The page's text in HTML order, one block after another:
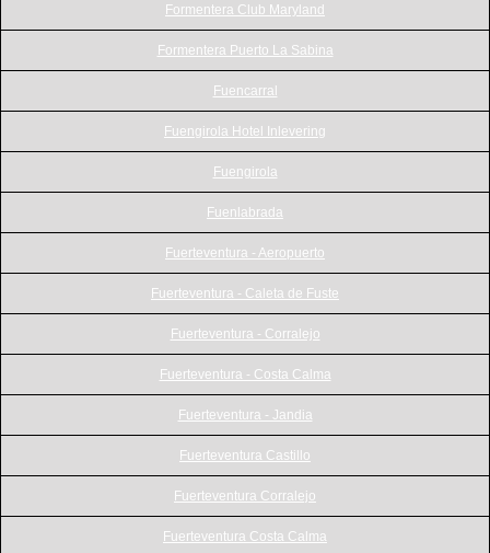
Formentera Club Maryland
Formentera Puerto La Sabina
Fuencarral
Fuengirola Hotel Inlevering
Fuengirola
Fuenlabrada
Fuerteventura - Aeropuerto
Fuerteventura - Caleta de Fuste
Fuerteventura - Corralejo
Fuerteventura - Costa Calma
Fuerteventura - Jandia
Fuerteventura Castillo
Fuerteventura Corralejo
Fuerteventura Costa Calma